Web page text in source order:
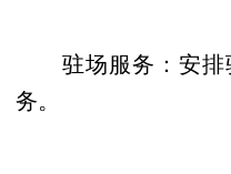
驻场服务：安排
务。